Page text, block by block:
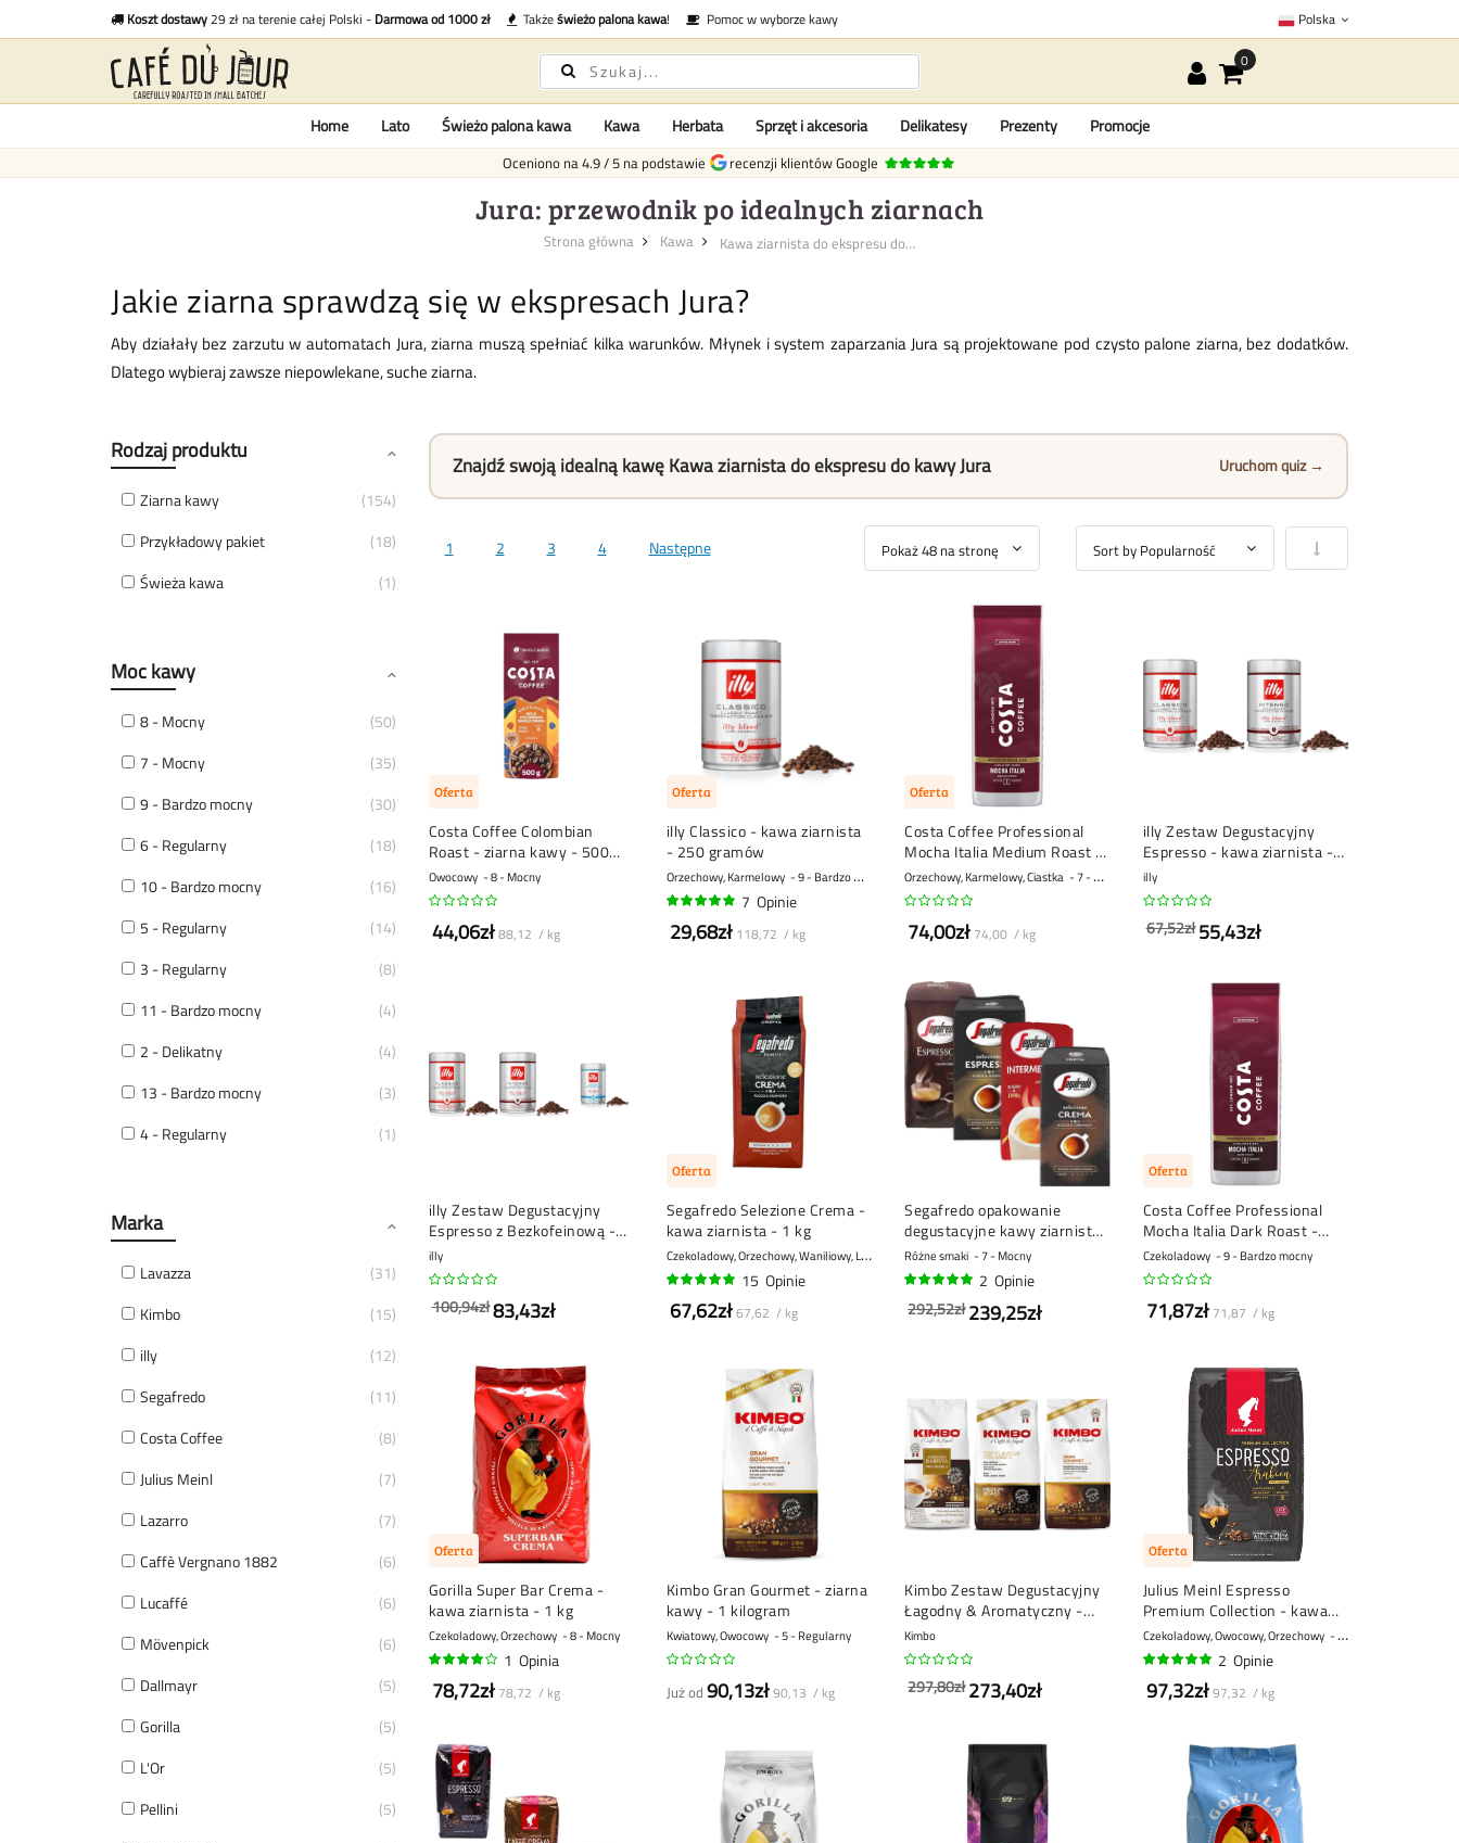
Koszt dostawy29 zł na terenie całej Polski - Darmowa od 1000 zł Takżeświeżo palona kawa! Pomoc w wyborze kawy Polska
Home Lato Świeżo palona kawa Kawa Herbata Sprzęt i akcesoria Delikatesy Prezenty Promocje
Oceniono na4.9/5 na podstawie recenzji klientów Google
Jura: przewodnik po idealnych ziarnach
Strona główna Kawa Kawa ziarnista do ekspresu do ...
Jakie ziarna sprawdzą się w ekspresach Jura?
Aby działały bez zarzutu w automatach Jura, ziarna muszą spełniać kilka warunków. Młynek i system zaparzania Jura są projektowane pod czysto palone ziarna, bez dodatków.
Dlatego wybieraj zawsze niepowlekane, suche ziarna.
Znajdź swoją idealną kawę Kawa ziarnista do ekspresu do kawy Jura Uruchom quiz →
1 2 3 4 Następne Ustaw kierunek
Oferta
Costa Coffee Colombian
Roast - ziarna kawy - 500
gram
Owocowy 8 - Mocny
44,06zł88,12 / kg
Oferta
illy Classico - kawa ziarnista
- 250 gramów
Orzechowy, Karmelowy 9 - Bardzo mocny
94%
7 Opinie
29,68zł 118,72 / kg
Oferta
Costa Coffee Professional
Mocha Italia Medium Roast -
kawa ziarnista - 1 kg
Orzechowy, Karmelowy, Ciastka 7 - Mocny
74,00zł74,00 / kg
illy Zestaw Degustacyjny
Espresso - kawa ziarnista - 2
x 250 gramów
illy
55,43zł
67,52zł
illy Zestaw Degustacyjny
Espresso z Bezkofeinową -
kawa ziarnista - 3 x 250
gramów
illy
83,43zł
100,94zł
Oferta
Segafredo Selezione Crema -
kawa ziarnista - 1 kg
C
zekoladowy, Orzechowy, Waniliowy, Lukrecjowy 6 - Regularny
15 Opinie
67,62zł67,62 / kg
Segafredo opakowanie
degustacyjne kawy ziarnistej
4 x 1 kg
Różne smaki 7 - Mocny
2Opinie
239,25zł
292,52zł
Oferta
Costa Coffee Professional
Mocha Italia Dark Roast -
kawa ziarnista - 1 kg
Czekoladowy 9 - Bardzo mocny
71,87zł 71,87 / kg
Oferta
Gorilla Super Bar Crema -
kawa ziarnista - 1 kg
Czekoladowy, Orzechowy 8 - Mocny
80%
1 Opinia
78,72zł 78,72 / kg
Kimbo Gran Gourmet - ziarna
kawy - 1 kilogram
Kwiatowy, Owocowy 5 - Regularny
Już od 90,13zł90,13 / kg
Kimbo Zestaw Degustacyjny
Łagodny & Aromatyczny -
100% Arabica - 3 x 1 kg
Kimbo
273,40zł
297,80zł
Oferta
Julius Meinl Espresso
Premium Collection - kawa
ziarnista - 1 kg
Czekoladowy, Owocowy, Orzechowy 9 - Bardzo mocny
100%
2 Opinie
97,32zł97,32 / kg
Rodzaj produktu
Ziarna kawy
154
Przykładowy pakiet
18
Świeża kawa
1
Moc kawy
8 - Mocny
50
7 - Mocny
35
9 - Bardzo mocny
30
6 - Regularny
18
10 - Bardzo mocny
16
5 - Regularny
14
3 - Regularny
8
11 - Bardzo mocny
4
2 - Delikatny
4
13 - Bardzo mocny
3
4 - Regularny
1
Marka
Lavazza
31
Kimbo
15
illy
12
Segafredo
11
Costa Coffee
8
Julius Meinl
7
Lazarro
7
Caffè Vergnano 1882
6
Lucaffé
6
Mövenpick
6
Dallmayr
5
Gorilla
5
L'Or
5
Pellini
5